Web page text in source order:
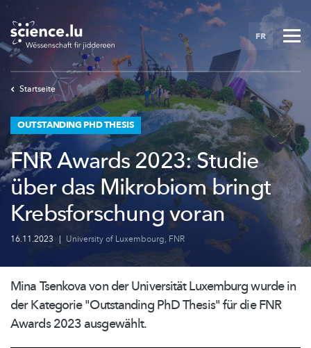
Skip
main
content
FR
Startseite
OUTSTANDING PHD THESIS
FNR Awards 2023: Studie
über das Mikrobiom bringt
Krebsforschung voran
16.11.2023 | University of Luxembourg, FNR
Mina Tsenkova von der Universität Luxemburg wurde in
der Kategorie "Outstanding PhD Thesis" für die FNR
Awards 2023 ausgewählt.